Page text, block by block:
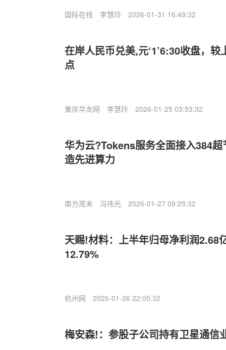
国际在线 李慧玲 2026-01-31 16:49:32
在岸人民币兑美,元‘1’6:30收盘，
点
重庆华龙网 李慧玲 2026-01-25 03:53:32
华为云?Tokens服务全面接入384超
造先进算力
南方周末 冯伟光 2026-01-27 09:25:32
天赐!材料：上半年归母净利润2.68
12.79%
杭州网 2026-01-26 22:05:32
梅安森!：参股子公司持有卫星通信